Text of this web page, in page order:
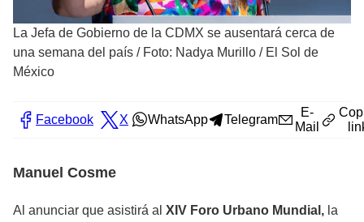
La Jefa de Gobierno de la CDMX se ausentará cerca de
una semana del país / Foto: Nadya Murillo / El Sol de
México
Facebook X WhatsApp Telegram
E-
Mail
Manuel Cosme
Al anunciar que asistirá al XIV Foro Urbano Mundial, la